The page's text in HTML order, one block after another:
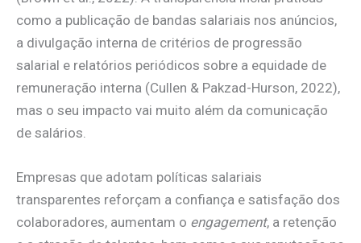
como a publicação de bandas salariais nos anúncios,
a divulgação interna de critérios de progressão
salarial e relatórios periódicos sobre a equidade de
remuneração interna (Cullen & Pakzad-Hurson, 2022),
mas o seu impacto vai muito além da comunicação
de salários.
Empresas que adotam políticas salariais
transparentes reforçam a confiança e satisfação dos
colaboradores, aumentam o engagement, a retenção